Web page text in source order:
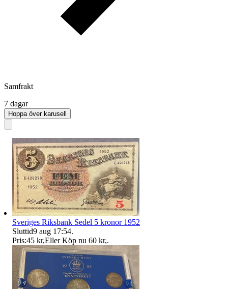
Samfrakt
7 dagar
Hoppa över karusell
Sveriges Riksbank Sedel 5 kronor 1952
Sluttid9 aug 17:54.
Pris:45 kr,Eller Köp nu 60 kr,.